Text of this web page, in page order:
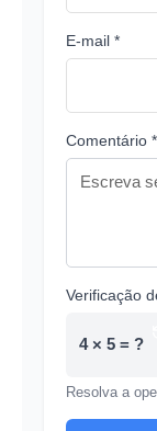
E-mail *
Comentário *
Verificação
4 × 5 = ?
Resolva a